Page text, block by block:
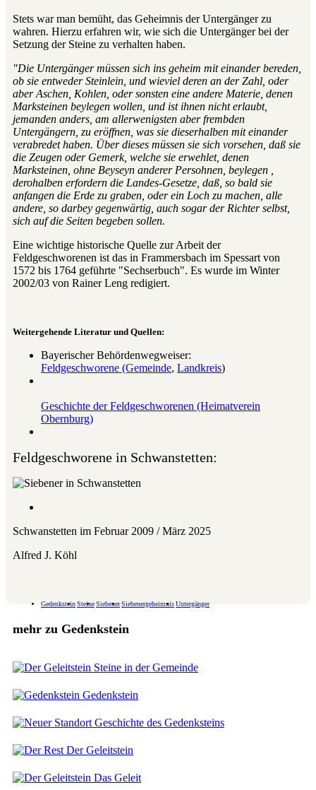
Stets war man bemüht, das Geheimnis der Untergänger zu
wahren. Hierzu erfahren wir, wie sich die Untergänger bei der
Setzung der Steine zu verhalten haben.
"Die Untergänger müssen sich ins geheim mit einander bereden,
ob sie entweder Steinlein, und wieviel deren an der Zahl, oder
aber Aschen, Kohlen, oder sonsten eine andere Materie, denen
Marksteinen beylegen wollen, und ist ihnen nicht erlaubt,
jemanden anders, am allerwenigsten aber frembden
Untergängern, zu eröffnen, was sie dieserhalben mit einander
verabredet haben. Über dieses müssen sie sich vorsehen, daß sie
die Zeugen oder Gemerk, welche sie erwehlet, denen
Marksteinen, ohne Beyseyn anderer Persohnen, beylegen ,
derohalben erfordern die Landes-Gesetze, daß, so bald sie
anfangen die Erde zu graben, oder ein Loch zu machen, alle
andere, so darbey gegenwärtig, auch sogar der Richter selbst,
sich auf die Seiten begeben sollen.
Eine wichtige historische Quelle zur Arbeit der
Feldgeschworenen ist das in Frammersbach im Spessart von
1572 bis 1764 geführte "Sechserbuch". Es wurde im Winter
2002/03 von Rainer Leng redigiert.
Weitergehende Literatur und Quellen:
Bayerischer Behördenwegweiser:
Feldgeschworene (Gemeinde, Landkreis)
Geschichte der Feldgeschworenen (Heimatverein
Obernburg)
Feldgeschworene in Schwanstetten:
Schwanstetten im Februar 2009 / März 2025
Alfred J. Köhl
GedenksteinSteineSiebenerSiebenergeheimnisUntergänger
mehr zu Gedenkstein
Steine in der Gemeinde
Gedenkstein
Geschichte des Gedenksteins
Der Geleitstein
Das Geleit